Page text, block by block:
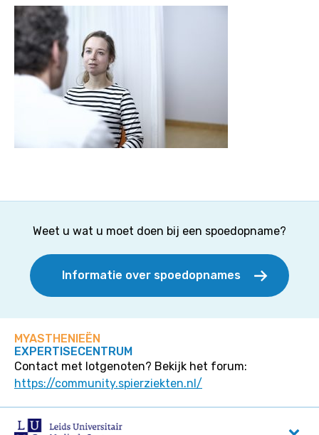
Weet u wat u moet doen bij een spoedopname?
Informatie over spoedopnames
MYASTHENIEËN
EXPERTISECENTRUM
Contact met lotgenoten? Bekijk het forum:
https://community.spierziekten.nl/